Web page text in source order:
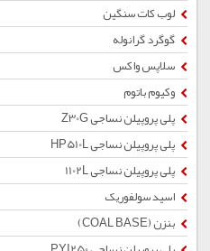
لوب کات سنگین
گوگرد گرانوله
سلاپس واکس
وکیوم باتوم
پلی پروپیلن نساجی Z30G
پلی پروپیلن نساجی HP510L
پلی پروپیلن نساجی 1102L
اسید سولفوریک
بنزن (COAL BASE)